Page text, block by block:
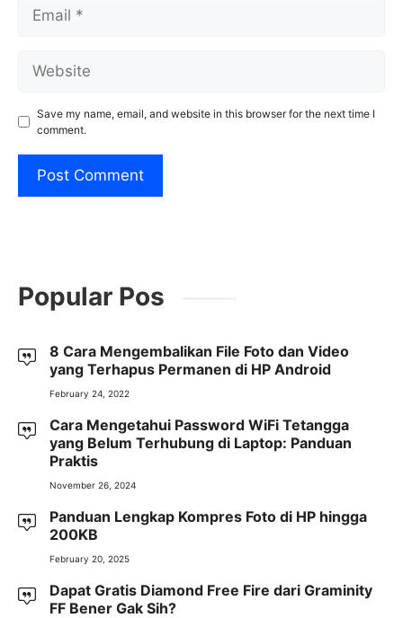
Save my name, email, and website in this browser for the next time I
comment.
Popular Pos
8 Cara Mengembalikan File Foto dan Video
yang Terhapus Permanen di HP Android
February 24, 2022
Cara Mengetahui Password WiFi Tetangga
yang Belum Terhubung di Laptop: Panduan
Praktis
November 26, 2024
Panduan Lengkap Kompres Foto di HP hingga
200KB
February 20, 2025
Dapat Gratis Diamond Free Fire dari Graminity
FF Bener Gak Sih?